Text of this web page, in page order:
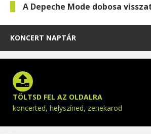
A Depeche Mode dobosa
KONCERT NAPTÁR
TÖLTSD FEL AZ OLDALRA
koncerted, helyszíned, zenekarod